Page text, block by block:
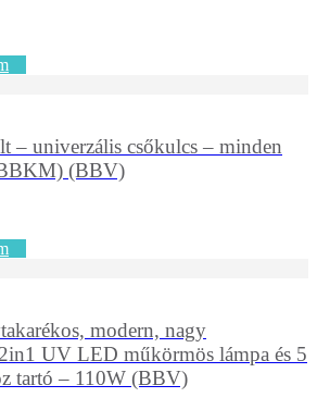
– univerzális csőkulcs – minden
(BBV)
modern, nagy
UV LED műkörmös lámpa és 5
tartó – 110W (BBV)